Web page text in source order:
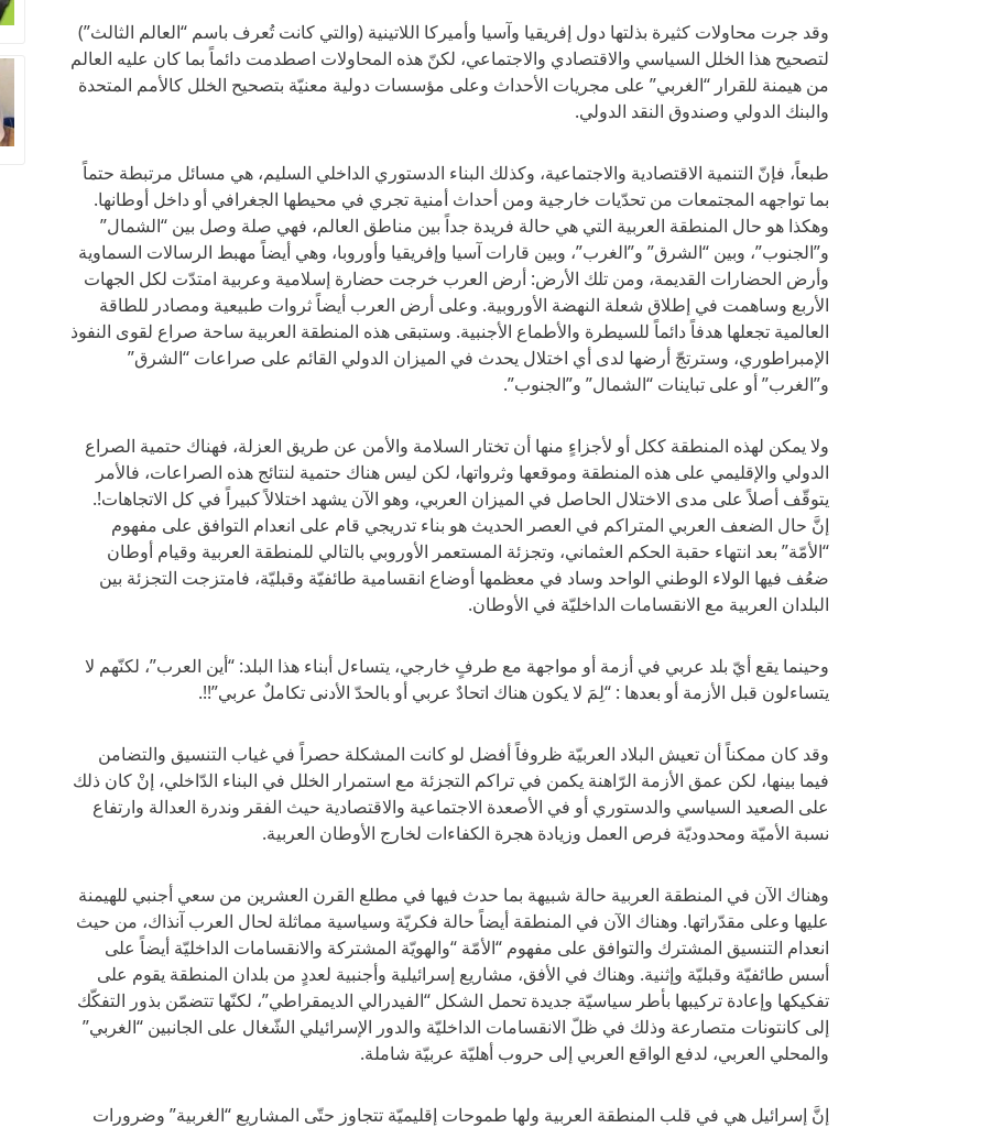
وقد جرت محاولات كثيرة بذلتها دول إفريقيا وآسيا وأميركا اللاتينية (والتي كانت تُعرف باسم “العالم الثالث”)
لتصحيح هذا الخلل السياسي والاقتصادي والاجتماعي، لكنّ هذه المحاولات اصطدمت دائماً بما كان عليه العالم
من هيمنة للقرار “الغربي” على مجريات الأحداث وعلى مؤسسات دولية معنيّة بتصحيح الخلل كالأمم المتحدة
والبنك الدولي وصندوق النقد الدولي.
طبعاً، فإنّ التنمية الاقتصادية والاجتماعية، وكذلك البناء الدستوري الداخلي السليم، هي مسائل مرتبطة حتماً
بما تواجهه المجتمعات من تحدّيات خارجية ومن أحداث أمنية تجري في محيطها الجغرافي أو داخل أوطانها.
وهكذا هو حال المنطقة العربية التي هي حالة فريدة جداً بين مناطق العالم، فهي صلة وصل بين “الشمال”
و”الجنوب”، وبين “الشرق” و”الغرب”، وبين قارات آسيا وإفريقيا وأوروبا، وهي أيضاً مهبط الرسالات السماوية
وأرض الحضارات القديمة، ومن تلك الأرض: أرض العرب خرجت حضارة إسلامية وعربية امتدّت لكل الجهات
الأربع وساهمت في إطلاق شعلة النهضة الأوروبية. وعلى أرض العرب أيضاً ثروات طبيعية ومصادر للطاقة
العالمية تجعلها هدفاً دائماً للسيطرة والأطماع الأجنبية. وستبقى هذه المنطقة العربية ساحة صراع لقوى النفوذ
الإمبراطوري، وسترتجّ أرضها لدى أي اختلال يحدث في الميزان الدولي القائم على صراعات “الشرق”
و”الغرب” أو على تباينات “الشمال” و”الجنوب”.
ولا يمكن لهذه المنطقة ككل أو لأجزاءٍ منها أن تختار السلامة والأمن عن طريق العزلة، فهناك حتمية الصراع
الدولي والإقليمي على هذه المنطقة وموقعها وثرواتها، لكن ليس هناك حتمية لنتائج هذه الصراعات، فالأمر
يتوقّف أصلاً على مدى الاختلال الحاصل في الميزان العربي، وهو الآن يشهد اختلالاً كبيراً في كل الاتجاهات!.
إنَّ حال الضعف العربي المتراكم في العصر الحديث هو بناء تدريجي قام على انعدام التوافق على مفهوم
“الأمّة” بعد انتهاء حقبة الحكم العثماني، وتجزئة المستعمر الأوروبي بالتالي للمنطقة العربية وقيام أوطان
ضعُف فيها الولاء الوطني الواحد وساد في معظمها أوضاع انقسامية طائفيّة وقبليّة، فامتزجت التجزئة بين
البلدان العربية مع الانقسامات الداخليّة في الأوطان.
وحينما يقع أيّ بلد عربي في أزمة أو مواجهة مع طرفٍ خارجي، يتساءل أبناء هذا البلد: “أين العرب”، لكنّهم لا
يتساءلون قبل الأزمة أو بعدها : “لِمَ لا يكون هناك اتحادٌ عربي أو بالحدّ الأدنى تكاملٌ عربي”!!.
وقد كان ممكناً أن تعيش البلاد العربيّة ظروفاً أفضل لو كانت المشكلة حصراً في غياب التنسيق والتضامن
فيما بينها، لكن عمق الأزمة الرّاهنة يكمن في تراكم التجزئة مع استمرار الخلل في البناء الدّاخلي، إنْ كان ذلك
على الصعيد السياسي والدستوري أو في الأصعدة الاجتماعية والاقتصادية حيث الفقر وندرة العدالة وارتفاع
نسبة الأميّة ومحدوديّة فرص العمل وزيادة هجرة الكفاءات لخارج الأوطان العربية.
وهناك الآن في المنطقة العربية حالة شبيهة بما حدث فيها في مطلع القرن العشرين من سعي أجنبي للهيمنة
عليها وعلى مقدّراتها. وهناك الآن في المنطقة أيضاً حالة فكريّة وسياسية مماثلة لحال العرب آنذاك، من حيث
انعدام التنسيق المشترك والتوافق على مفهوم “الأمّة “والهويّة المشتركة والانقسامات الداخليّة أيضاً على
أسس طائفيّة وقبليّة وإثنية. وهناك في الأفق، مشاريع إسرائيلية وأجنبية لعددٍ من بلدان المنطقة يقوم على
تفكيكها وإعادة تركيبها بأطر سياسيّة جديدة تحمل الشكل “الفيدرالي الديمقراطي”، لكنّها تتضمّن بذور التفكّك
إلى كانتونات متصارعة وذلك في ظلّ الانقسامات الداخليّة والدور الإسرائيلي الشّغال على الجانبين “الغربي”
والمحلي العربي، لدفع الواقع العربي إلى حروب أهليّة عربيّة شاملة.
إنَّ إسرائيل هي في قلب المنطقة العربية ولها طموحات إقليميّة تتجاوز حتّى المشاريع “الغربية” وضرورات